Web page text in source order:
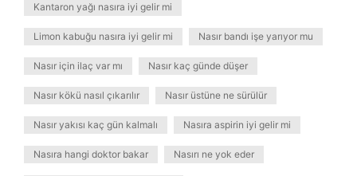
Kantaron yağı nasıra iyi gelir mi
Limon kabuğu nasıra iyi gelir mi Nasır bandı işe yarıyor mu
Nasır için ilaç var mı Nasır kaç günde düşer
Nasır kökü nasıl çıkarılır Nasır üstüne ne sürülür
Nasır yakısı kaç gün kalmalı Nasıra aspirin iyi gelir mi
Nasıra hangi doktor bakar Nasırı ne yok eder